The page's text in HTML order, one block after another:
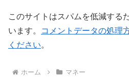
このサイトはスパムを低減する
います。
コメントデータの処理
ください。
ホーム マネー